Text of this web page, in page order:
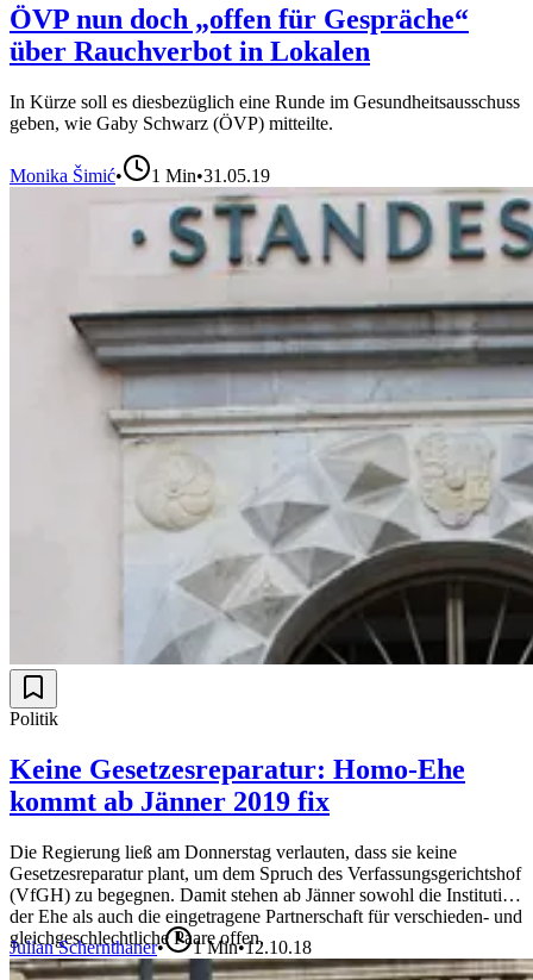
ÖVP nun doch „offen für Gespräche“
über Rauchverbot in Lokalen
In Kürze soll es diesbezüglich eine Runde im Gesundheitsausschuss
geben, wie Gaby Schwarz (ÖVP) mitteilte.
Monika Šimić• 1 Min•31.05.19
Politik
Keine Gesetzesreparatur: Homo-Ehe
kommt ab Jänner 2019 fix
Die Regierung ließ am Donnerstag verlauten, dass sie keine
Gesetzesreparatur plant, um dem Spruch des Verfassungsgerichtshof
(VfGH) zu begegnen. Damit stehen ab Jänner sowohl die Institution
der Ehe als auch die eingetragene Partnerschaft für verschieden- und
gleichgeschlechtliche Paare offen.
Julian Schernthaner• 1Min•12.10.18